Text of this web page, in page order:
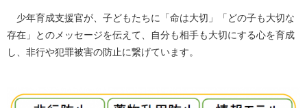
少年育成支援官が、子どもたちに「命は大切」「どの子も大切な
存在」とのメッセージを伝えて、自分も相手も大切にする心を育成
し、非行や犯罪被害の防止に繋げています。